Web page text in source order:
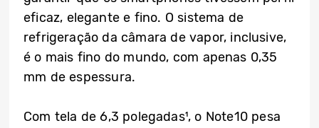
eficaz, elegante e fino. O sistema de
refrigeração da câmara de vapor, inclusive,
é o mais fino do mundo, com apenas 0,35
mm de espessura.
Com tela de 6,3 polegadas¹, o Note10 pesa